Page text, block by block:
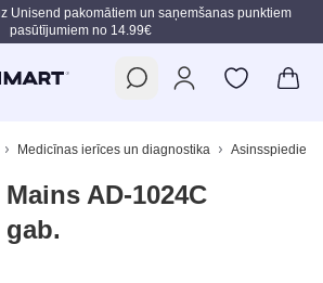
Unisend pakomātiem un saņemšanas punktiem
pasūtījumiem no 14.99€
Medicīnas ierīces un diagnostika
AD-1024C